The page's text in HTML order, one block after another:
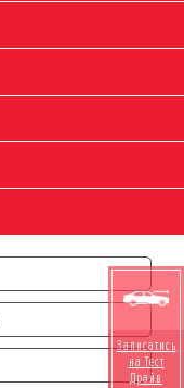
Записатись
на Тест
Драйв